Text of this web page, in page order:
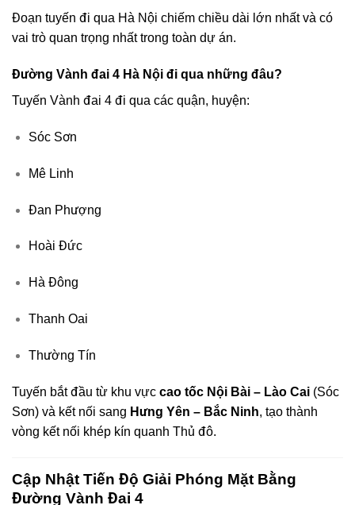
Đoạn tuyến đi qua Hà Nội chiếm chiều dài lớn nhất và có
vai trò quan trọng nhất trong toàn dự án.
Đường Vành đai 4 Hà Nội đi qua những đâu?
Tuyến Vành đai 4 đi qua các quận, huyện:
Sóc Sơn
Mê Linh
Đan Phượng
Hoài Đức
Hà Đông
Thanh Oai
Thường Tín
Tuyến bắt đầu từ khu vực cao tốc Nội Bài – Lào Cai (Sóc
Sơn) và kết nối sang Hưng Yên – Bắc Ninh, tạo thành
vòng kết nối khép kín quanh Thủ đô.
Cập Nhật Tiến Độ Giải Phóng Mặt Bằng
Đường Vành Đai 4